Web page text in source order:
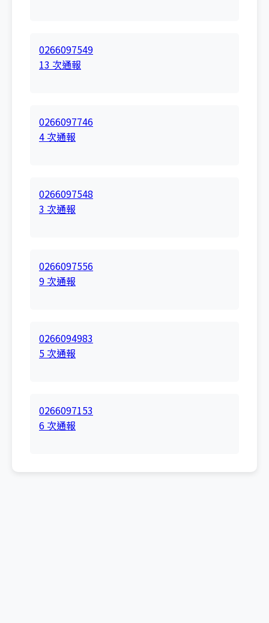
0266097549
13 次通報
0266097746
4 次通報
0266097548
3 次通報
0266097556
9 次通報
0266094983
5 次通報
0266097153
6 次通報